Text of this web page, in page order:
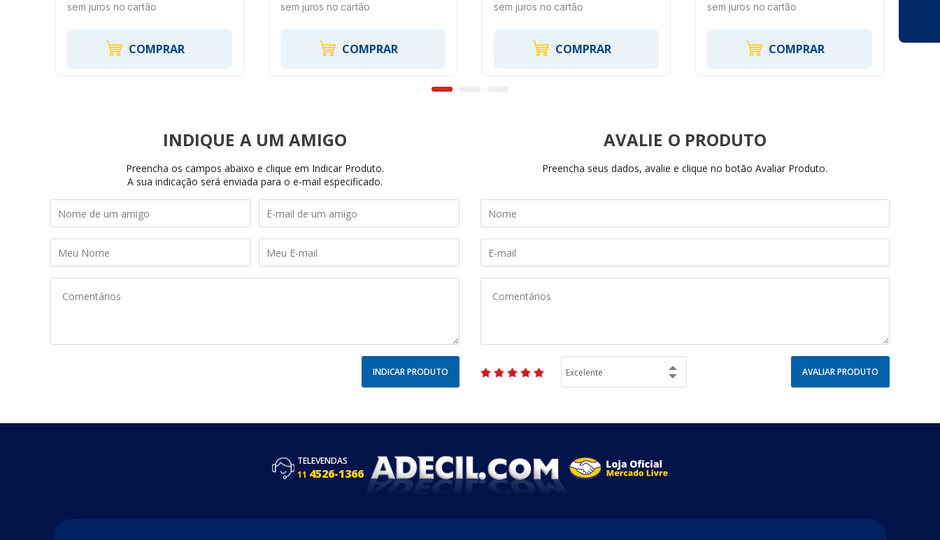
sem juros no cartão
COMPRAR
sem juros no cartão
COMPRAR
sem juros no cartão
COMPRAR
sem juros no cartão
COMPRAR
INDIQUE
Preencha os campos abaixo e clique em Indicar Produto.
A sua indicação será enviada para o e-mail especificado.
INDICAR PRODUTO
AVALIE
Preencha seus dados, avalie e clique no botão Avaliar Produto.
AVALIAR PRODUTO
TELEVENDAS
11 4526-1366